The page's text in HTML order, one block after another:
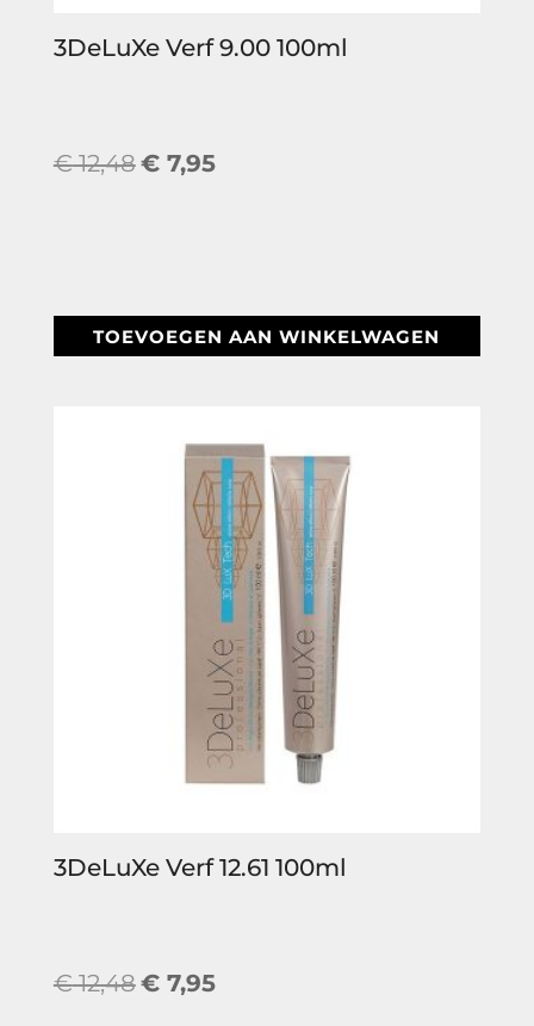
3DeLuXe Verf 9.00 100ml
€12,48Oorspronkelijke
€7,95Huidige
TOEVOEGEN AAN WINKELWAGEN
3DeLuXe Verf 12.61 100ml
€12,48Oorspronkelijke
€7,95Huidige